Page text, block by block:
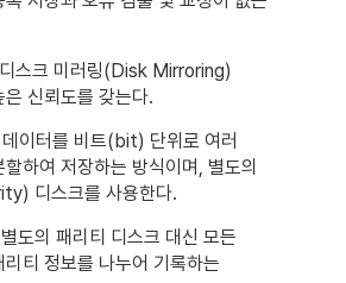
스크 미러링(Disk Mirroring)
은 신뢰도를 갖는다.
이터를 비트(bit) 단위로 여러
하여 저장하는 방식이며, 별도의
디스크를 사용한다.
도의 패리티 디스크 대신 모든
리티 정보를 나누어 기록하는